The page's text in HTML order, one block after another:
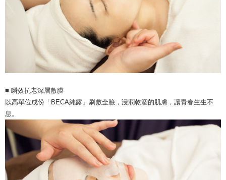
■ 瞬效抗老深層敷膜
以高單位成份「BECA純露」刷敷全臉，浸潤乾涸的肌膚，讓青春生生不
息。